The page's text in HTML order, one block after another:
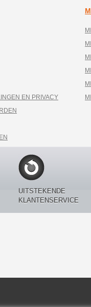
EN PRIVACY
UITSTEKENDE
KLANTENSERVICE